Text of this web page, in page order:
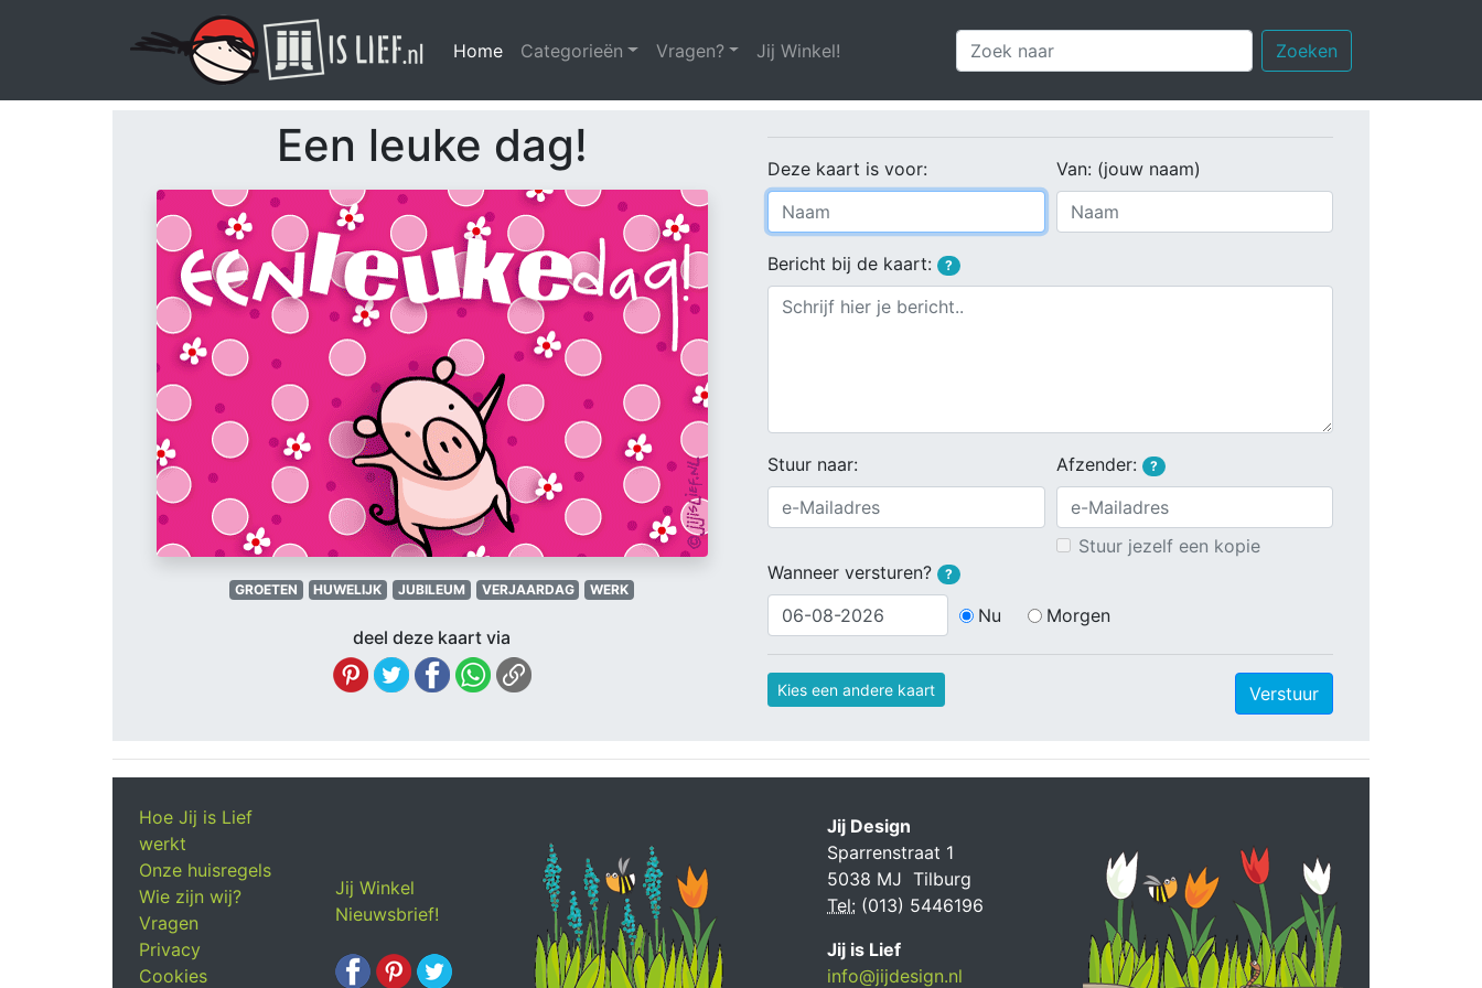
Home (huidige)
Categorieën Vragen? Jij Winkel! Zoeken
Een leuke dag!
GROETEN HUWELIJK JUBILEUM VERJAARDAG WERK
deel deze kaart via
Deze kaart is voor: Van: (jouw naam)
Bericht bij de kaart: ?
Stuur naar: Afzender: ?
Stuur jezelf een kopie
Wanneer versturen?
?
Nu Morgen
Kies een andere kaart Verstuur
Hoe Jij is Lief
werkt
Onze huisregels
Wie zijn wij?
Vragen
Privacy
Cookies
Jij Winkel
Nieuwsbrief!
Jij Design
Sparrenstraat 1
5038 MJ Tilburg
Tel: (013) 5446196
Jij is Lief
info@jijdesign.nl